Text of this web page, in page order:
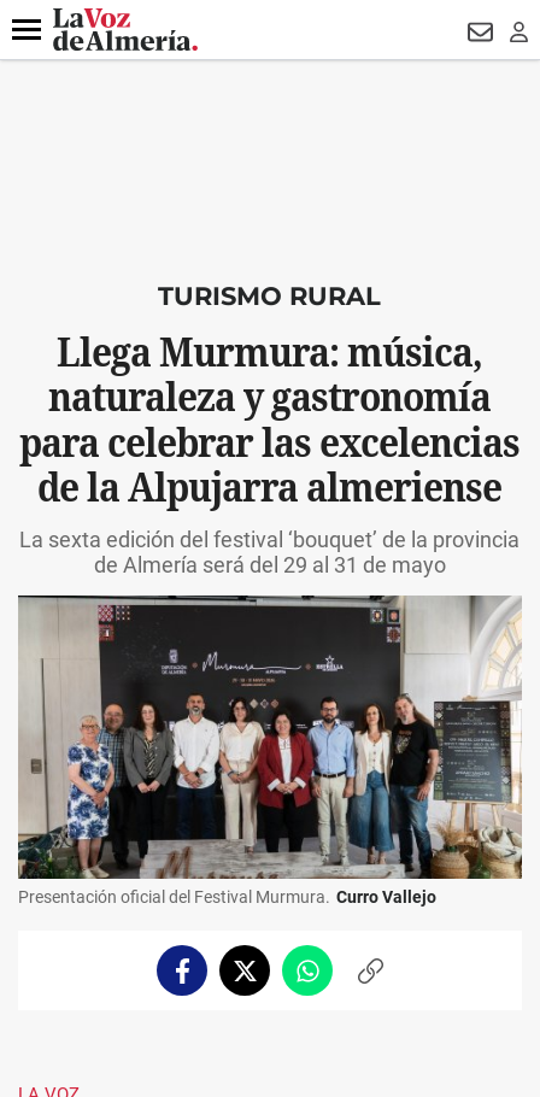
DESTACADO MANUEL
Menú
TURISMO RURAL
Llega Murmura: música,
naturaleza y gastronomía
para celebrar las excelencias
de la Alpujarra almeriense
La sexta edición del festival ‘bouquet’ de la provincia
de Almería será del 29 al 31 de mayo
Presentación oficial del Festival Murmura. Curro Vallejo
FacebookTwitterWhatsappCopiar